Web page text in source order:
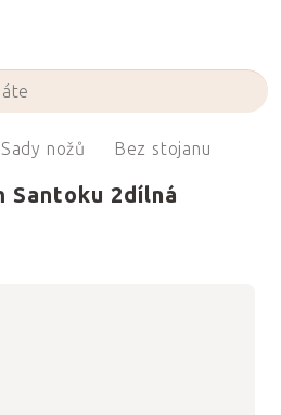
Sady nožů Bez stojanu
Santoku 2dílná